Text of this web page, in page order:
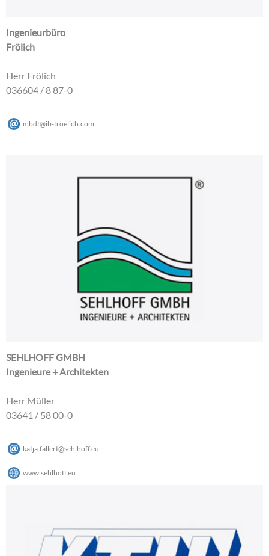
Ingenieurbüro
Frölich
Herr Frölich
036604 / 8 87-0
mbdf@ib-froelich.com
SEHLHOFF GMBH
Ingenieure + Architekten
Herr Müller
03641 / 58 00-0
katja.fallert@sehlhoff.eu
www.sehlhoff.eu